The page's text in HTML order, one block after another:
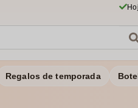
Regalos de temporada